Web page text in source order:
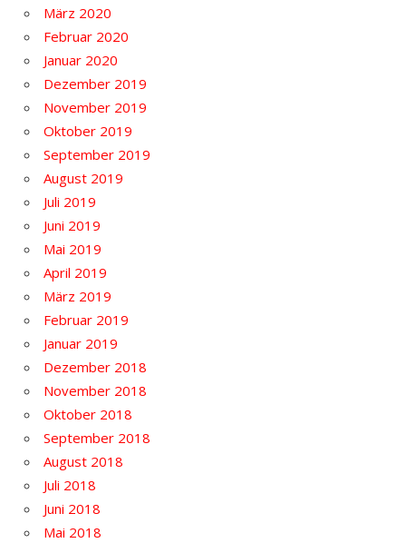
März 2020
Februar 2020
Januar 2020
Dezember 2019
November 2019
Oktober 2019
September 2019
August 2019
Juli 2019
Juni 2019
Mai 2019
April 2019
März 2019
Februar 2019
Januar 2019
Dezember 2018
November 2018
Oktober 2018
September 2018
August 2018
Juli 2018
Juni 2018
Mai 2018